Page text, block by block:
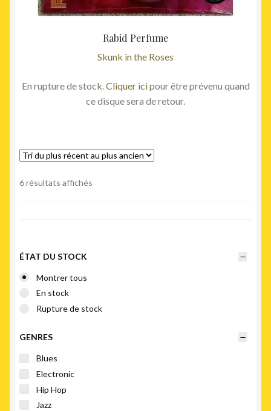
Rabid Perfume
Skunk in the Roses
En rupture de stock. Cliquer icipour être prévenu quand
ce disque sera de retour.
6 résultats affichés
ÉTAT DU STOCK
Montrer tous
En stock
Rupture de stock
GENRES
Blues
Electronic
Hip Hop
Jazz